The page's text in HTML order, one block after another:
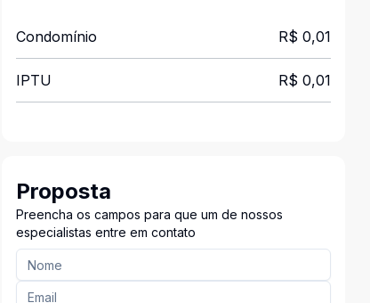
Condomínio R$ 0,01
IPTU R$ 0,01
Proposta
Preencha os campos para que um de nossos
especialistas entre em contato